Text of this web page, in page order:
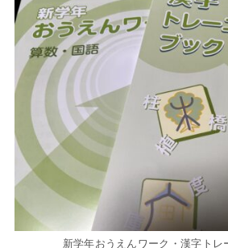
新学年おうえんワーク・漢字トレ